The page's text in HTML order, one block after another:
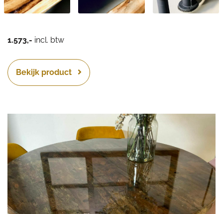
1.573,- incl. btw
Bekijk product